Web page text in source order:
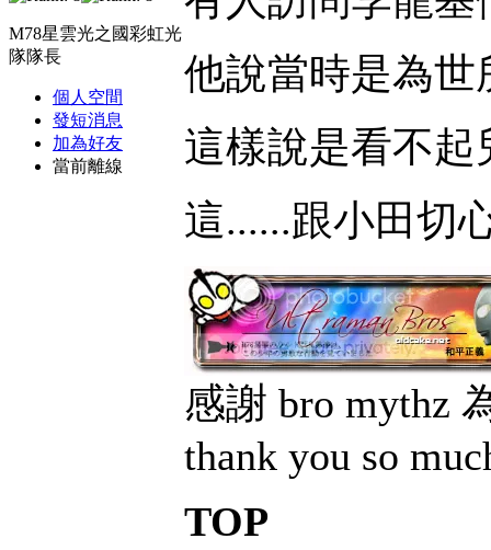
M78星雲光之國彩虹光
隊隊長
個人空間
發短消息
加為好友
當前離線
他說當時是為世
這樣說是看不起
這......跟小田切
感謝 bro mythz
thank you so
TOP